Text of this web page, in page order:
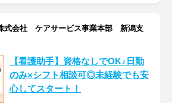
式会社 ケアサービス事業本部 新潟支
【看護助手】資格なしでOK♪日勤
のみ×シフト相談可◎未経験でも安
心してスタート！